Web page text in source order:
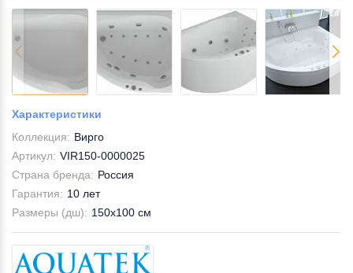
Характеристики
Коллекция: Вирго
Артикул: VIR150-0000025
Страна бренда: Россия
Гарантия: 10 лет
Размеры (дш): 150x100 см